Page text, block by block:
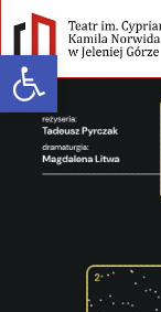
Open toolbar